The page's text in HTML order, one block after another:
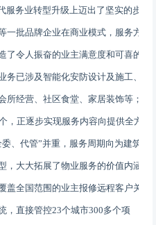
服务业转型升级上迈出了坚实的步
一批品牌企业在商业模式，服务方
了令人振奋的业主满意度和可喜的
已涉及智能化安防设计及施工、
所经营、社区食堂、家居装饰等；
，正逐步实现服务内容向提供全方
委、代管”并重，服务周期向为建筑
，大大拓展了物业服务的价值内涵
盖全国范围的业主报修远程客户关
，直接管控23个城市300多个项